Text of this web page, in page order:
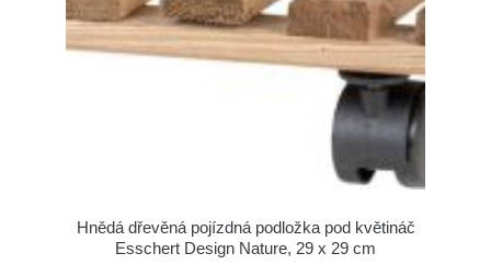
Hnědá dřevěná pojízdná podložka pod květináč
Esschert Design Nature, 29 x 29 cm